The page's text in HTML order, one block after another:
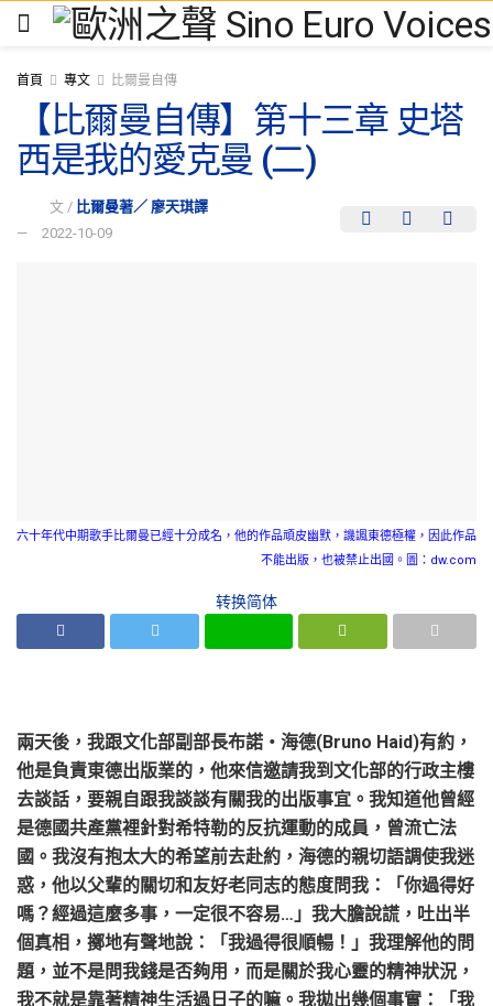
首頁 專文 比爾曼自傳
【比爾曼自傳】第十三章 史塔
西是我的愛克曼 (二)
文 / 比爾曼著／ 廖天琪譯
2022-10-09
六十年代中期歌手比爾曼已經十分成名，他的作品頑皮幽默，譏諷東德極權，因此作品
不能出版，也被禁止出國。圖：dw.com
转换简体
兩天後，我跟文化部副部長布諾‧海德(Bruno Haid)有約，
他是負責東德出版業的，他來信邀請我到文化部的行政主樓
去談話，要親自跟我談談有關我的出版事宜。我知道他曾經
是德國共產黨裡針對希特勒的反抗運動的成員，曾流亡法
國。我沒有抱太大的希望前去赴約，海德的親切語調使我迷
惑，他以父輩的關切和友好老同志的態度問我：「你過得好
嗎？經過這麼多事，一定很不容易…」我大膽說謊，吐出半
個真相，擲地有聲地說：「我過得很順暢！」我理解他的問
題，並不是問我錢是否夠用，而是關於我心靈的精神狀況，
我不就是靠著精神生活過日子的嘛。我拋出幾個事實：「我